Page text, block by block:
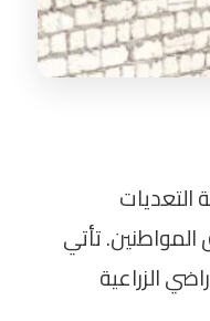
التعديات
تأتي
على الأراضي الزراعية